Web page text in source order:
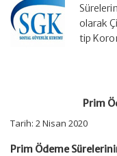
olarak
tip
Prim
Tarih: 2 Nisan 2020
Prim Ödeme